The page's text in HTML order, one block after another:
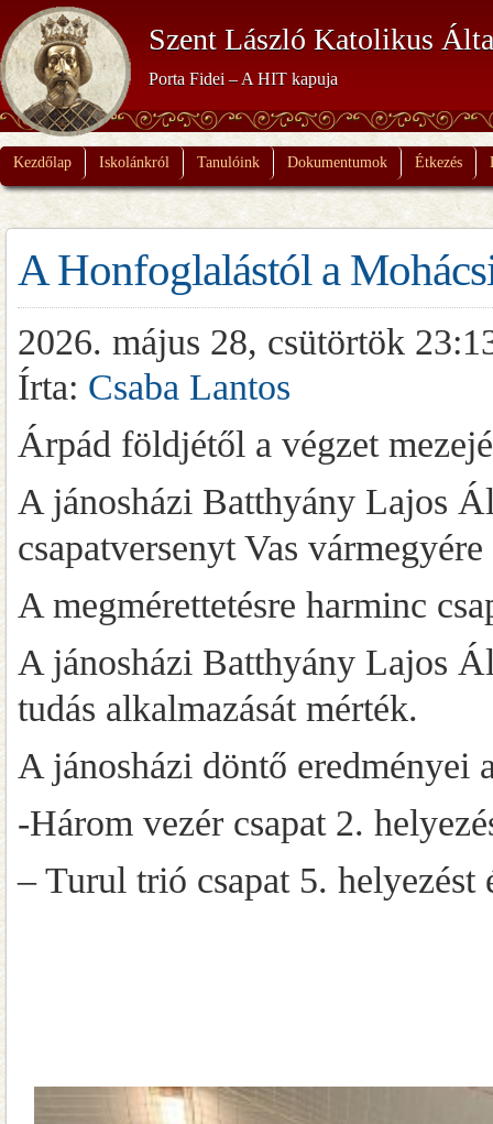
Szent László Katolikus
Porta Fidei – A HIT kapuja
Kezdőlap Iskolánkról Tanulóink Dokumentumok Étkezés
A Honfoglalástól a
2026. május 28, csütörtök
Írta: Csaba Lantos
Árpád földjétől a végzet
A jánosházi Batthyány Lajos
csapatversenyt Vas
A megmérettetésre harminc
A jánosházi Batthyány Lajos
tudás alkalmazását mérték.
A jánosházi döntő
-Három vezér csapat 2.
– Turul trió csapat 5.